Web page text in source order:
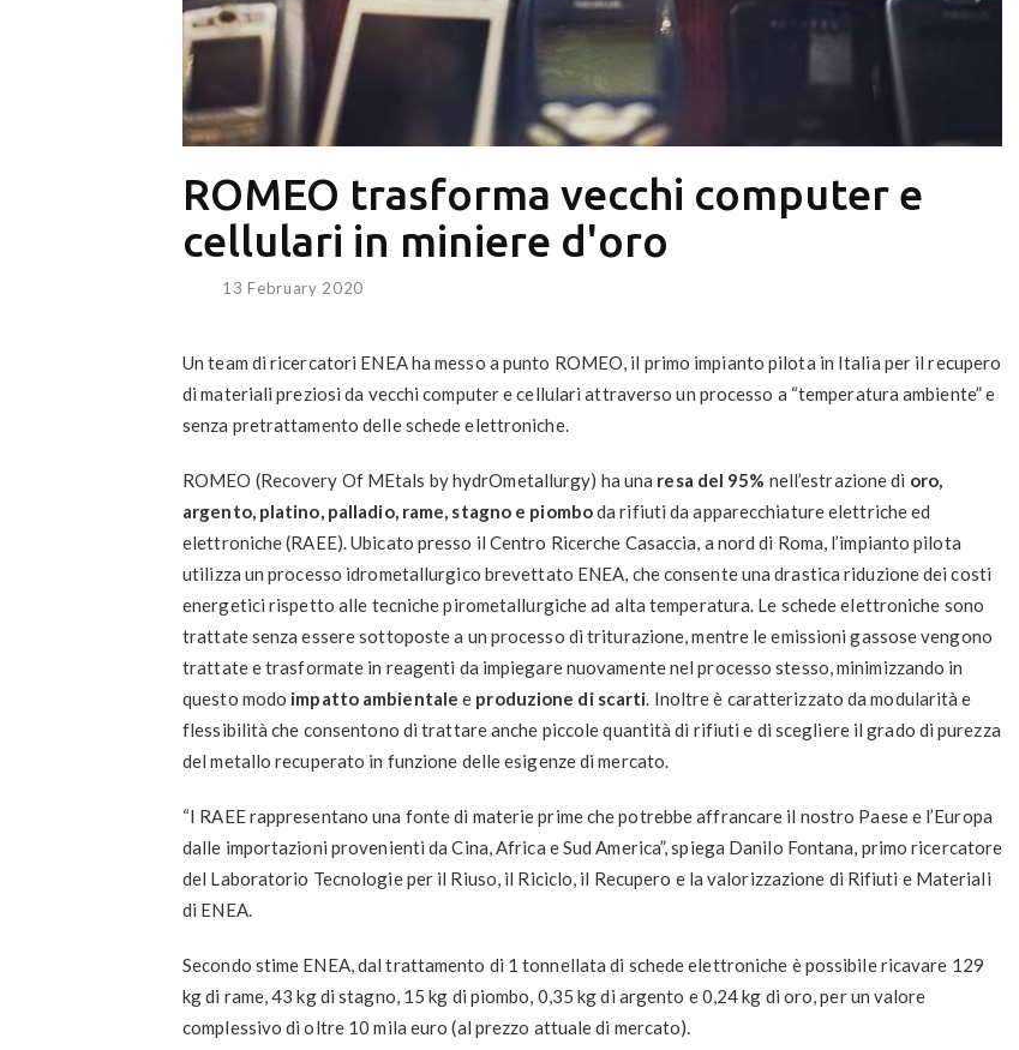
ROMEO trasforma vecchi computer e
cellulari in miniere d'oro
13 February 2020
Un team di ricercatori ENEA ha messo a punto ROMEO, il primo impianto pilota in Italia per il recupero
di materiali preziosi da vecchi computer e cellulari attraverso un processo a “temperatura ambiente” e
senza pretrattamento delle schede elettroniche.
ROMEO (Recovery Of MEtals by hydrOmetallurgy) ha una resa del 95% nell’estrazione di oro,
argento, platino, palladio, rame, stagno e piomboda rifiuti da apparecchiature elettriche ed
elettroniche (RAEE). Ubicato presso il Centro Ricerche Casaccia, a nord di Roma, l’impianto pilota
utilizza un processo idrometallurgico brevettato ENEA, che consente una drastica riduzione dei costi
energetici rispetto alle tecniche pirometallurgiche ad alta temperatura. Le schede elettroniche sono
trattate senza essere sottoposte a un processo di triturazione, mentre le emissioni gassose vengono
trattate e trasformate in reagenti da impiegare nuovamente nel processo stesso, minimizzando in
questo modo impatto ambientale e produzione di scarti. Inoltre è caratterizzato da modularità e
flessibilità che consentono di trattare anche piccole quantità di rifiuti e di scegliere il grado di purezza
del metallo recuperato in funzione delle esigenze di mercato.
“I RAEE rappresentano una fonte di materie prime che potrebbe affrancare il nostro Paese e l’Europa
dalle importazioni provenienti da Cina, Africa e Sud America”, spiega Danilo Fontana, primo ricercatore
del Laboratorio Tecnologie per il Riuso, il Riciclo, il Recupero e la valorizzazione di Rifiuti e Materiali
di ENEA.
Secondo stime ENEA, dal trattamento di 1 tonnellata di schede elettroniche è possibile ricavare 129
kg di rame, 43 kg di stagno, 15 kg di piombo, 0,35 kg di argento e 0,24 kg di oro, per un valore
complessivo di oltre 10 mila euro (al prezzo attuale di mercato).